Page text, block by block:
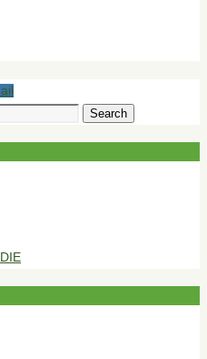
Search